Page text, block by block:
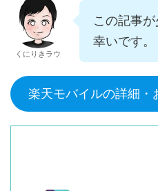
くにりきラウ
この記事
幸いです。
楽天モバイルの詳細・